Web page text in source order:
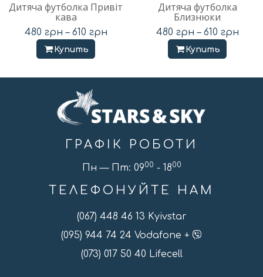
Дитяча футболка Привіт
кава
480 грн – 610 грн
Купить
Дитяча футболка
Близнюки
480 грн – 610 грн
Купить
ГРАФІК РОБОТИ
Пн — Пт: 0900 - 1800
ТЕЛЕФОНУЙТЕ НАМ
(067) 448 46 13 Kyivstar
(095) 944 74 24 Vodafone +
(073) 017 50 40 Lifecell